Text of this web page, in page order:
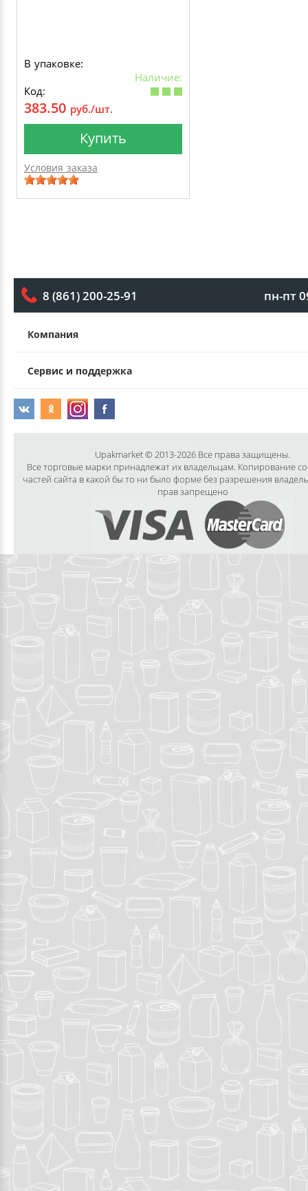
В упаковке:
Наличие:
Код:
383.50 руб./шт.
Купить
Условия заказа
8 (861) 200-25-91 пн-пт
Компания
Сервис и поддержка
Upakmarket © 2013-2026 Все права защищены.
Все торговые марки принадлежат их владельцам. Копирование
частей сайта в какой бы то ни было форме без разрешения
прав запрещено